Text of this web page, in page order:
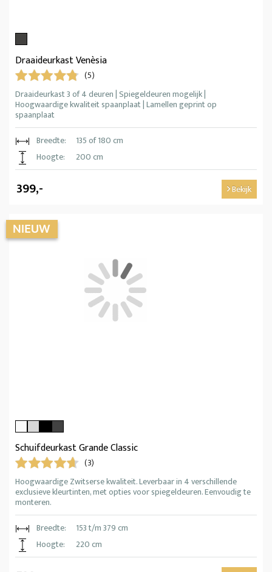
Draaideurkast Venèsia
(5)
Draaideurkast 3 of 4 deuren | Spiegeldeuren mogelijk |
Hoogwaardige kwaliteit spaanplaat | Lamellen geprint op
spaanplaat
Breedte:
135 of 180 cm
Hoogte:
200 cm
399,- Bekijk
Schuifdeurkast Grande Classic
(3)
Hoogwaardige Zwitserse kwaliteit. Leverbaar in 4 verschillende
exclusieve kleurtinten, met opties voor spiegeldeuren. Eenvoudig te
monteren.
Breedte:
153 t/m 379 cm
Hoogte:
220 cm